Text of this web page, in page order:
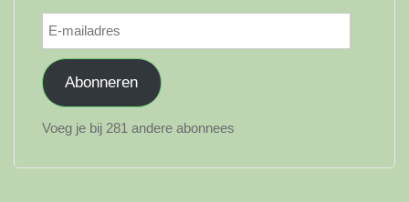
E-
mailadres
Abonneren
Voeg je bij 281 andere abonnees